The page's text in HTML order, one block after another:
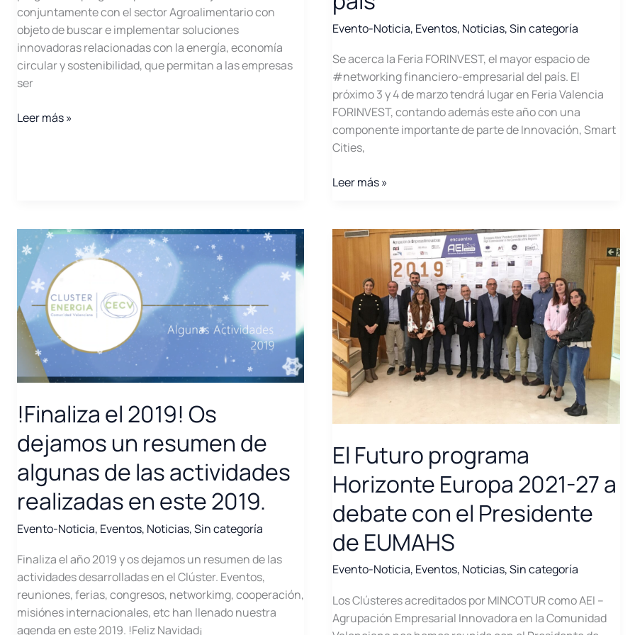
conjuntamente con el sector Agroalimentario con
objeto de buscar e implementar soluciones
innovadoras relacionadas con la energía, economía
circular y sostenibilidad, que permitan a las empresas
ser
Leer más »
Evento-Noticia, Eventos, Noticias,Sin categoría
Se acerca la Feria FORINVEST, el mayor espacio de
#networking financiero-empresarial del país. El
próximo 3 y 4 de marzo tendrá lugar en Feria Valencia
FORINVEST, contando además este año con una
componente importante de parte de Innovación, Smart
Cities,
Llega
mayor
#networking
financiero-
empresarial
del
país
Leer más »
!Finaliza el 2019! Os
dejamos un resumen de
algunas de las actividades
realizadas en este 2019.
Evento-Noticia, Eventos, Noticias,Sin categoría
Finaliza el año 2019 y os dejamos un resumen de las
actividades desarrolladas en el Clúster. Eventos,
reuniones, ferias, congresos, networkimg, cooperación,
misiónes internacionales, etc han llenado nuestra
agenda en este 2019. !Feliz Navidad¡
El Futuro programa
Horizonte Europa 2021-27 a
debate con el Presidente
de EUMAHS
Evento-Noticia, Eventos, Noticias,Sin categoría
Los Clústeres acreditados por MINCOTUR como AEI –
Agrupación Empresarial Innovadora en la Comunidad